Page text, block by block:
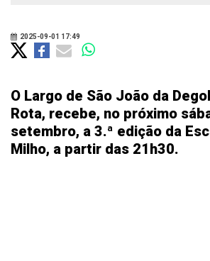
2025-09-01 17:49
O Largo de São João da
Rota, recebe, no próximo
setembro, a 3.ª edição da
Milho, a partir das 21h30.